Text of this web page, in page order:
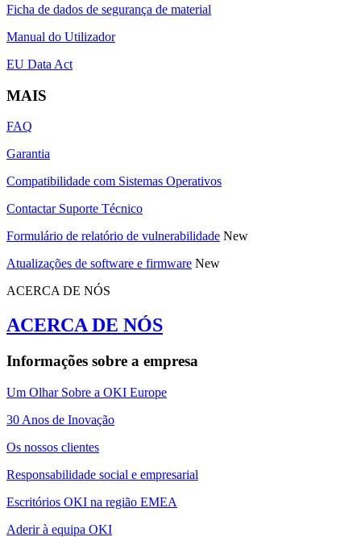
Ficha de dados de segurança de material
Manual do Utilizador
EU Data Act
MAIS
FAQ
Garantia
Compatibilidade com Sistemas Operativos
Contactar Suporte Técnico
Formulário de relatório de vulnerabilidade New
Atualizações de software e firmware New
ACERCA DE NÓS
ACERCA DE NÓS
Informações sobre a empresa
Um Olhar Sobre a OKI Europe
30 Anos de Inovação
Os nossos clientes
Responsabilidade social e empresarial
Escritórios OKI na região EMEA
Aderir à equipa OKI